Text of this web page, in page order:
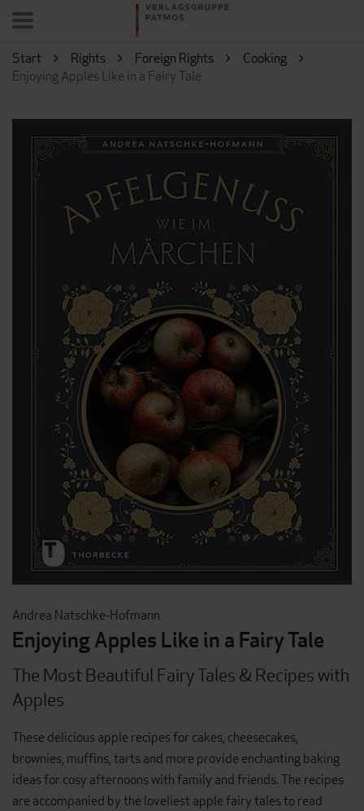
Start Rights Foreign Rights
Cooking
Enjoying Apples Like in a Fairy Tale
Andrea Natschke-Hofmann
Enjoying Apples Like in a Fairy Tale
The Most Beautiful Fairy Tales & Recipes with
Apples
These delicious apple recipes for cakes, cheesecakes,
brownies, muffins, tarts and more provide enchanting baking
ideas for cosy afternoons with family and friends. The recipes
are accompanied by the loveliest apple fairy tales to read